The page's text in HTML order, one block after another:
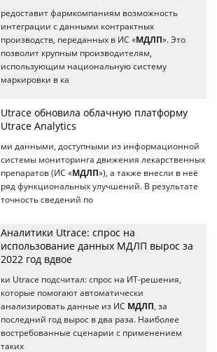
редоставит фармкомпаниям возможность
интеграции с данными контрактных
производств, переданных в ИС «МДЛП». Это
позволит крупным производителям,
использующим национальную систему
маркировки в ка
Utrace обновила облачную платформу
Utrace Analytics
ми данными, доступными из информационной
системы мониторинга движения лекарственных
препаратов (ИС «МДЛП»), а также внесли в неё
ряд функциональных улучшений. В результате
точность сведений по
Аналитики Utrace: спрос на
использование данных МДЛП вырос за
2022 год вдвое
ки Utrace подсчитал: спрос на ИТ-решения,
которые помогают автоматически
анализировать данные из ИС МДЛП, за
последний год вырос в два раза. Наиболее
востребованные сценарии с применением
таких